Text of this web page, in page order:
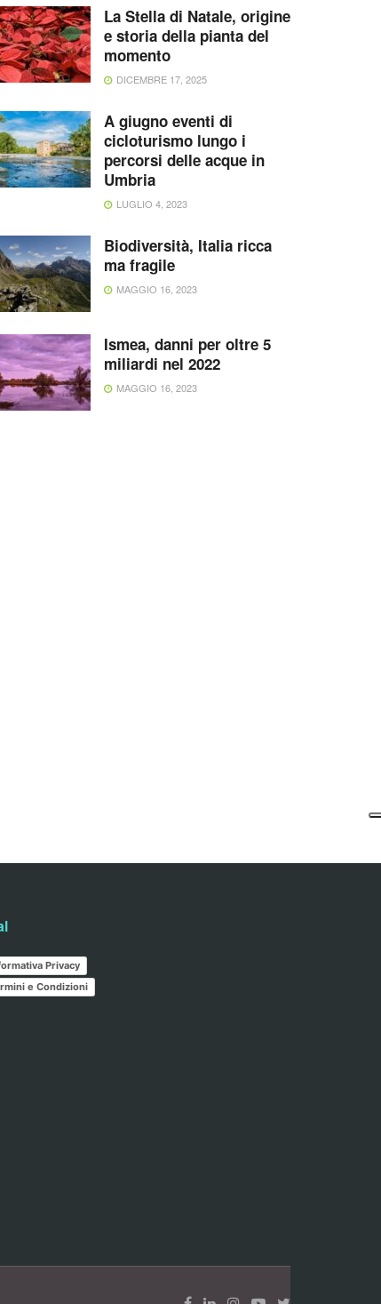
La Stella di Natale, origine
e storia della pianta del
momento
DICEMBRE 17, 2025
A giugno eventi di
cicloturismo lungo i
percorsi delle acque in
Umbria
LUGLIO 4, 2023
Biodiversità, Italia ricca
ma fragile
MAGGIO 16, 2023
Ismea, danni per oltre 5
miliardi nel 2022
MAGGIO 16, 2023
Privacy
e Condizioni